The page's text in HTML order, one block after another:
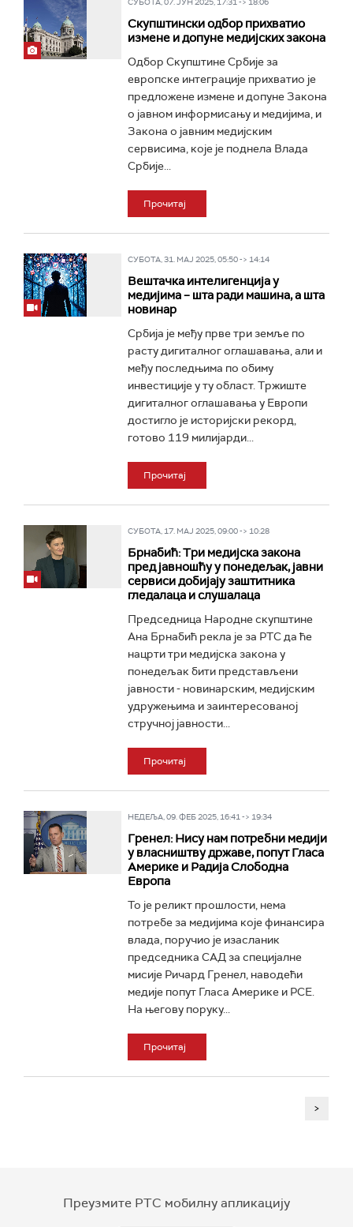
Скупштински одбор прихватио
измене и допуне медијских закона
Одбор Скупштине Србије за
европске интеграције прихватио је
предложене измене и допуне Закона
о јавном информисању и медијима, и
Закона о јавним медијским
сервисима, које је поднела Влада
Србије...
Прочитај
СУБОТА, 31. МАЈ 2025, 05:50 -> 14:14
Вештачка интелигенција у
медијима – шта ради машина, а шта
новинар
Србија је међу прве три земље по
расту дигиталног оглашавања, али и
међу последњима по обиму
инвестиције у ту област. Тржиште
дигиталног оглашавања у Европи
достигло је историјски рекорд,
готово 119 милијарди...
Прочитај
СУБОТА, 17. МАЈ 2025, 09:00 -> 10:28
Брнабић: Три медијска закона
пред јавношћу у понедељак, јавни
сервиси добијају заштитника
гледалаца и слушалаца
Председница Народне скупштине
Ана Брнабић рекла је за РТС да ће
нацрти три медијска закона у
понедељак бити представљени
јавности - новинарским, медијским
удружењима и заинтересованој
стручној јавности...
Прочитај
НЕДЕЉА, 09. ФЕБ 2025, 16:41 -> 19:34
Гренел: Нису нам потребни медији
у власништву државе, попут Гласа
Америке и Радија Слободна
Европа
То је реликт прошлости, нема
потребе за медијима које финансира
влада, поручио је изасланик
председника САД за специјалне
мисије Ричард Гренел, наводећи
медије попут Гласа Америке и РСЕ.
На његову поруку...
Прочитај
>
Преузмите РТС мобилну апликацију